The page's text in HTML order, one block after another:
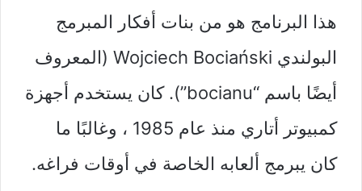
هذا البرنامج هو من بنات أفكار المبرمج
البولندي Wojciech Bociański (المعروف
أيضًا باسم “bocianu”). كان يستخدم أجهزة
كمبيوتر أتاري منذ عام 1985 ، وغالبًا ما
كان يبرمج ألعابه الخاصة في أوقات فراغه.